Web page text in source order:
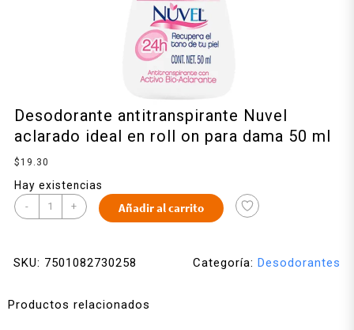
Desodorante antitranspirante Nuvel
aclarado ideal en roll on para dama 50 ml
$ 19.30
Hay existencias
- + Añadir al carrito
SKU: 7501082730258 Categoría: Desodorantes
Productos relacionados